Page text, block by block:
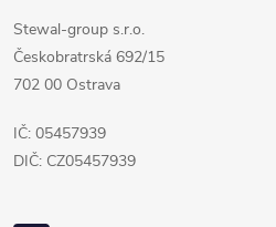
Stewal-group s.r.o.
Českobratrská 692/15
702 00 Ostrava
IČ: 05457939
DIČ: CZ05457939